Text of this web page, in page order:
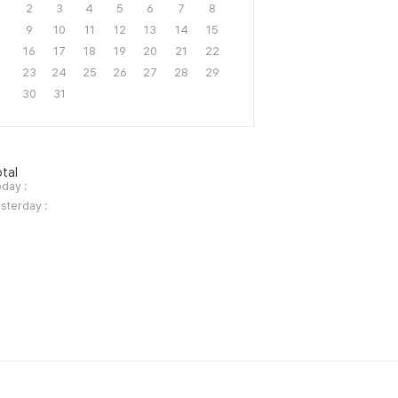
2
3 4 5 6 7
8
9
10 11 12 13 14
15
16
17 18 19 20 21
22
23
24 25 26 27 28
29
30
31
:
: